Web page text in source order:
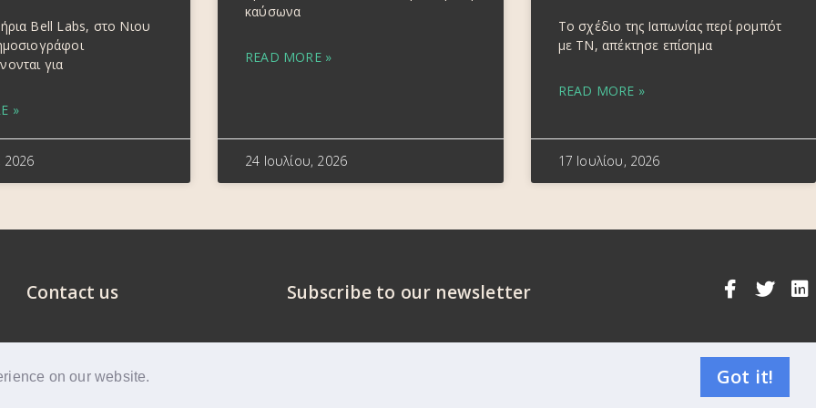
on our website. Got it!
Bell Labs, στο Νιου
για
»
2026
καύσωνα
READ MORE »
24 Ιουλίου, 2026
Το σχέδιο της Ιαπωνίας περί ρομπότ
με ΤΝ, απέκτησε επίσημα
READ MORE »
17 Ιουλίου, 2026
Contact us Subscribe to our newsletter